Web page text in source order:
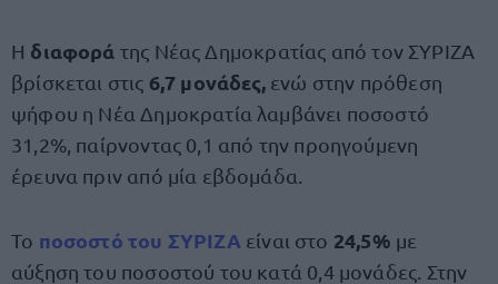
Η διαφορά της Νέας Δημοκρατίας από τον ΣΥΡΙΖΑ
βρίσκεται στις 6,7 μονάδες,ενώ στην πρόθεση
ψήφου η Νέα Δημοκρατία λαμβάνει ποσοστό
31,2%, παίρνοντας 0,1 από την προηγούμενη
έρευνα πριν από μία εβδομάδα.
Το ποσοστό του ΣΥΡΙΖΑ είναι στο 24,5% με
αύξηση του ποσοστού του κατά 0,4 μονάδες. Στην